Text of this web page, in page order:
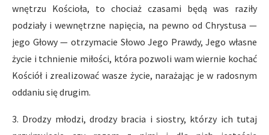
wnętrzu Kościoła, to chociaż czasami będą was raziły
podziały i wewnętrzne napięcia, na pewno od Chrystusa —
jego Głowy — otrzymacie Słowo Jego Prawdy, Jego własne
życie i tchnienie miłości, która pozwoli wam wiernie kochać
Kościół i zrealizować wasze życie, narażając je w radosnym
oddaniu się drugim.
3. Drodzy młodzi, drodzy bracia i siostry, którzy ich tutaj